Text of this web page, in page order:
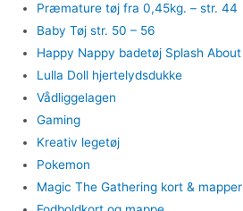
Præmature tøj fra 0,45kg. – str. 44
Baby Tøj str. 50 – 56
Happy Nappy badetøj Splash About
Lulla Doll hjertelydsdukke
Vådliggelagen
Gaming
Kreativ legetøj
Pokemon
Magic The Gathering kort & mapper